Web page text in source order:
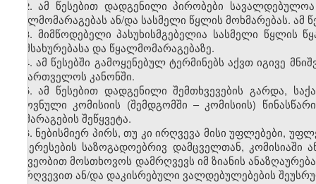
2. ამ წესებით დადგენილი პირობები
წყალმომარაგებას ან/და სასმელი წყლის მოხმარებას.
3. მიმწოდებელი პასუხისმგებელია სასმელი წყლის
მომსახურებასა და წყალმომარაგებაზე.
4. ამ წესებში გამოყენებულ ტერმინებს აქვთ იგივე
საქართველოს კანონში.
5. ამ წესებით დადგენილი შემთხვევების გარდა,
ეროვნული კომისიის (შემდგომში – კომისიის)
მომარაგების შეწყვეტა.
6. ნებისმიერ პირს, თუ კი ირღვევა მისი უფლებები,
ინტერესების საზოგადოებრივ დამცველთან,
მეშვეობით მოსთხოვოს დამრღვევს იმ ზიანის
დარღვევით ან/და დაკისრებული ვალდებულებების